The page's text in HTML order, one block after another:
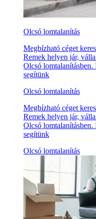
Olcsó lomtalanítás
Megbízható céget
Remek helyen jár,
Olcsó
segítünk
Olcsó lomtalanítás
Megbízható céget
Remek helyen jár,
Olcsó
segítünk
Olcsó lomtalanítás